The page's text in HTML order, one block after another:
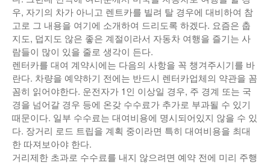
우, 자기의 차가 아니고 렌트카를 빌려 탈 경우에 대비하여 참
고로 그 내용을 여기에 소개하여 드리도록 하겠다. 요즘은 춥
지도, 덥지도 않은 좋은 계절이라서 자동차 여행을 즐기는 사
람들이 많이 있을 줄로 생각이 든다.
렌터카를 대여 계약시에는 다음의 사항을 꼭 챙겨주시기를 바
란다. 차량을 예약하기 전에는 반드시 렌터카업체의 약관을 꼼
꼼히 읽어야한다. 운전자가 1인 이상일 경우, 주 경계 또는 국
경을 넘어갈 경우 등에 온갖 수수료가 추가로 부과될 수 있기
때문이다. 일부 수수료는 대여비용에 명시되어있지 않을 수 있
다. 장거리 로드 트립을 계획 중이라면 특히 대여비용을 최대
한 따져보아야 한다.
거리제한 초과로 수수료를 내지 않으려면 예약 전에 미리 주행